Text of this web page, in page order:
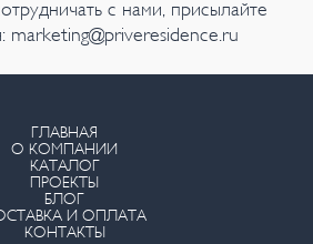
с нами, присылайте
marketing@priveresidence.ru
ГЛАВНАЯ
О КОМПАНИИ
КАТАЛОГ
ПРОЕКТЫ
БЛОГ
И ОПЛАТА
КОНТАКТЫ